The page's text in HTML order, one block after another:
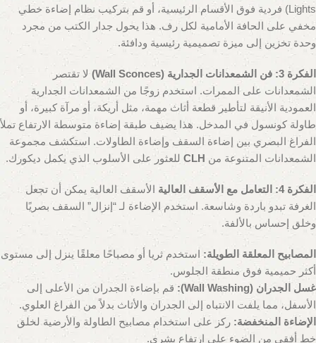
Lights) فردية فوق الأقسام الرئيسية، أو قم بتركيب نظام إضاءة خطي
مخفي على الحافة الأمامية لكل رف. هذا يحول جدار الكتب من مجرد
وحدة تخزين إلى ميزة تصميمية رئيسية ودافئة.
الفكرة 3: فن الشمعدانات الجدارية (Wall Sconces)
لا تقتصر
الشمعدانات على الممرات. استخدم زوجًا من الشمعدانات الجدارية
العمودية الأنيقة لتأطير قطعة أثاث مهمة، مثل أريكة، أو مرآة كبيرة، أو
طاولة كونسول في المدخل. هذا يضيف طبقة إضاءة متوسطة الارتفاع تملأ
الفراغ البصري بين إضاءة السقف وإضاءة الطاولات. استكشف مجموعة
الشمعدانات المتنوعة من CLH للعثور على الأسلوب الذي يكمل ديكورك.
الفكرة 4: التعامل مع الأسقف العالية
الأسقف العالية يمكن أن تجعل
الغرفة تبدو باردة وشاسعة. استخدم الإضاءة لـ “إنزال” السقف بصريًا
وخلق إحساس بالألفة.
المصابيح المعلقة الطويلة:استخدم ثريا أو مصباحًا معلقًا ينزل إلى مستوى
أكثر حميمية فوق منطقة الجلوس.
غسل الجدران (Wall Washing):
قم بإضاءة الجدران من الأعلى إلى
الأسفل، مما يلفت الانتباه إلى الجدران والأثاث بدلاً من الفراغ العلوي.
الإضاءة المنخفضة: ركز على استخدام مصابيح الطاولة والأرضية لخلق
خط أفقي من الضوء على ارتفاع بشري.